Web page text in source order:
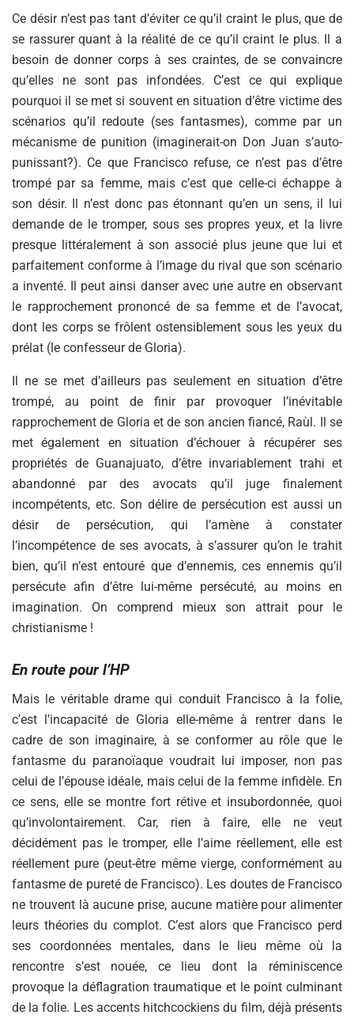
Ce désir n’est pas tant d’éviter ce qu’il craint le plus, que de
se rassurer quant à la réalité de ce qu’il craint le plus. Il a
besoin de donner corps à ses craintes, de se convaincre
qu’elles ne sont pas infondées. C’est ce qui explique
pourquoi il se met si souvent en situation d’être victime des
scénarios qu’il redoute (ses fantasmes), comme par un
mécanisme de punition (imaginerait-on Don Juan s’auto-
punissant?). Ce que Francisco refuse, ce n’est pas d’être
trompé par sa femme, mais c’est que celle-ci échappe à
son désir. Il n’est donc pas étonnant qu’en un sens, il lui
demande de le tromper, sous ses propres yeux, et la livre
presque littéralement à son associé plus jeune que lui et
parfaitement conforme à l’image du rival que son scénario
a inventé. Il peut ainsi danser avec une autre en observant
le rapprochement prononcé de sa femme et de l’avocat,
dont les corps se frôlent ostensiblement sous les yeux du
prélat (le confesseur de Gloria).
Il ne se met d’ailleurs pas seulement en situation d’être
trompé, au point de finir par provoquer l’inévitable
rapprochement de Gloria et de son ancien fiancé, Raùl. Il se
met également en situation d’échouer à récupérer ses
propriétés de Guanajuato, d’être invariablement trahi et
abandonné par des avocats qu’il juge finalement
incompétents, etc. Son délire de persécution est aussi un
désir de persécution, qui l’amène à constater
l’incompétence de ses avocats, à s’assurer qu’on le trahit
bien, qu’il n’est entouré que d’ennemis, ces ennemis qu’il
persécute afin d’être lui-même persécuté, au moins en
imagination. On comprend mieux son attrait pour le
christianisme !
En route pour l’HP
Mais le véritable drame qui conduit Francisco à la folie,
c’est l’incapacité de Gloria elle-même à rentrer dans le
cadre de son imaginaire, à se conformer au rôle que le
fantasme du paranoïaque voudrait lui imposer, non pas
celui de l’épouse idéale, mais celui de la femme infidèle. En
ce sens, elle se montre fort rétive et insubordonnée, quoi
qu’involontairement. Car, rien à faire, elle ne veut
décidément pas le tromper, elle l’aime réellement, elle est
réellement pure (peut-être même vierge, conformément au
fantasme de pureté de Francisco). Les doutes de Francisco
ne trouvent là aucune prise, aucune matière pour alimenter
leurs théories du complot. C’est alors que Francisco perd
ses coordonnées mentales, dans le lieu même où la
rencontre s’est nouée, ce lieu dont la réminiscence
provoque la déflagration traumatique et le point culminant
de la folie. Les accents hitchcockiens du film, déjà présents